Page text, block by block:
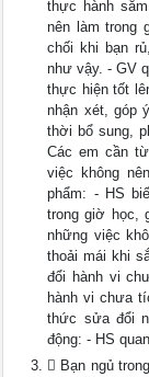
thực hành
nên làm trong
chối khi bạn
như vậy. - GV
thực hiện tốt
nhận xét, góp
thời bổ sung,
Các em cần
việc không
phẩm: - HS
trong giờ học,
những việc
thoải mái khi
đổi hành vi
hành vi chưa
thức sửa đổi
động: - HS
 Bạn ngủ